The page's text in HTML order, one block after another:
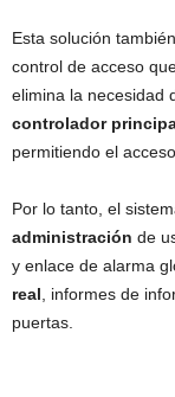
Esta solución
control de acceso
elimina la necesidad
controlador
permitiendo el
Por lo tanto, el
administración de
y enlace de alarma
real , informes de
puertas.